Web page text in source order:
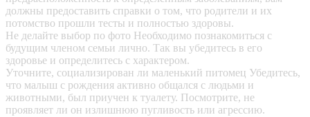
должны предоставить справки о том, что родители и их
потомство прошли тесты и полностью здоровы.
Не делайте выбор по фото Необходимо познакомиться с
будущим членом семьи лично. Так вы убедитесь в его
здоровье и определитесь с характером.
Уточните, социализирован ли маленький питомец Убедитесь,
что малыш с рождения активно общался с людьми и
животными, был приучен к туалету. Посмотрите, не
проявляет ли он излишнюю пугливость или агрессию.